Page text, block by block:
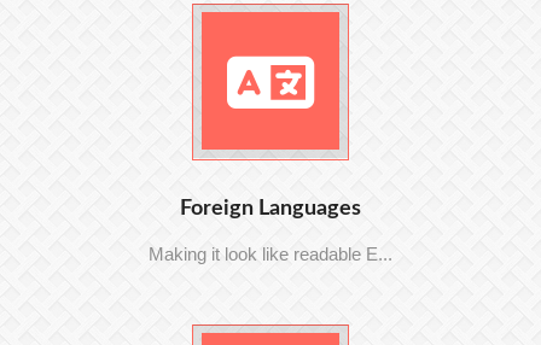
Foreign Languages
Making it look like readable E...